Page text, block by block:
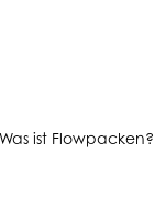
Was ist Flowpacken?